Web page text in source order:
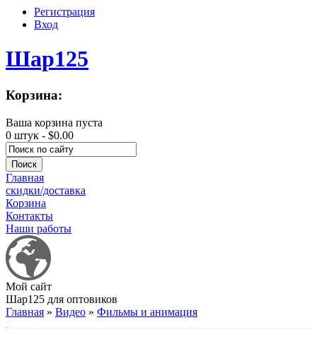
Регистрация
Вход
Шар125
Корзина:
Ваша корзина пуста
0 штук - $0.00
Главная
скидки/доставка
Корзина
Контакты
Наши работы
Мой сайт
Шар125 для оптовиков
Главная » Видео » Фильмы и анимация